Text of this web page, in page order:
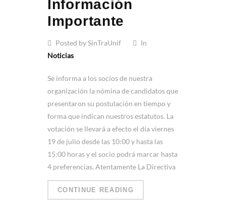
Información
Importante
Posted by SinTraUnif
In
Noticias
Se informa a los socios de nuestra
organización la nómina de candidatos que
presentaron su postulación en tiempo y
forma que indican nuestros estatutos. La
votación se llevará a efecto el día viernes
19 de julio desde las 10:00 y hasta las
15:00 horas y el socio podrá marcar hasta
4 preferencias. Atentamente La Directiva
CONTINUE READING